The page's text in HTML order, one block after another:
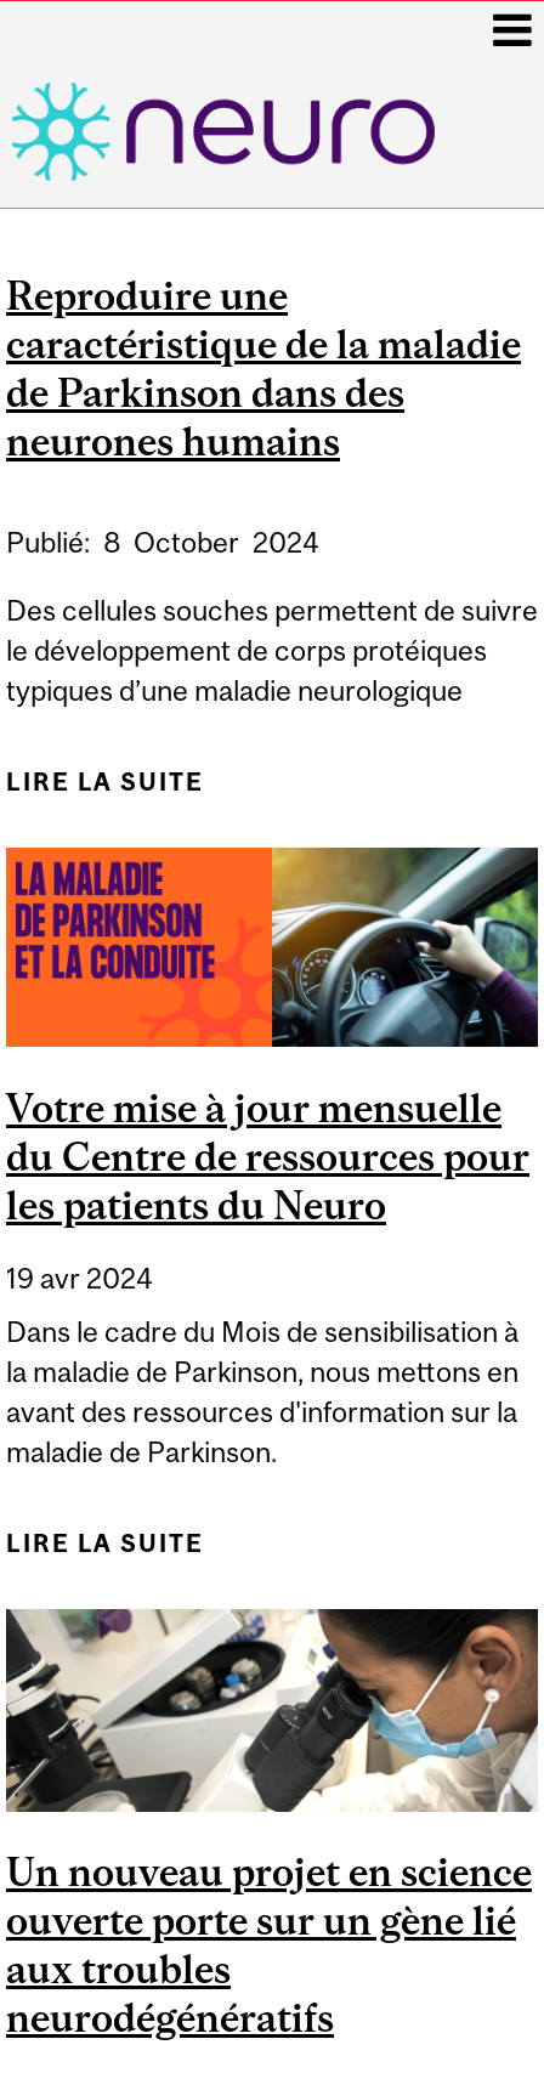
Reproduire une
caractéristique de la maladie
de Parkinson dans des
neurones humains
Publié: 8 October 2024
Des cellules souches permettent de suivre
le développement de corps protéiques
typiques d’une maladie neurologique
LIRE LA SUITE
LA MALADIE DE
PARKINSON DANS DES
NEURONES HUMAINS
Votre mise à jour mensuelle
du Centre de ressources pour
les patients du Neuro
19 avr 2024
Dans le cadre du Mois de sensibilisation à
la maladie de Parkinson, nous mettons en
avant des ressources d'information sur la
maladie de Parkinson.
LIRE LA SUITE
DE RESSOURCES POUR
LES PATIENTS DU
NEURO
Un nouveau projet en science
ouverte porte sur un gène lié
aux troubles
neurodégénératifs